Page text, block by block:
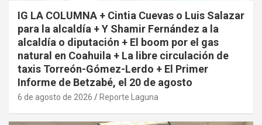
IG LA COLUMNA + Cintia Cuevas o Luis Salazar
para la alcaldía + Y Shamir Fernández a la
alcaldía o diputación + El boom por el gas
natural en Coahuila + La libre circulación de
taxis Torreón-Gómez-Lerdo + El Primer
Informe de Betzabé, el 20 de agosto
6 de agosto de 2026 Reporte Laguna